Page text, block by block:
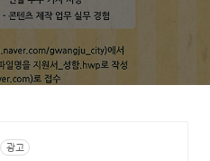
광고